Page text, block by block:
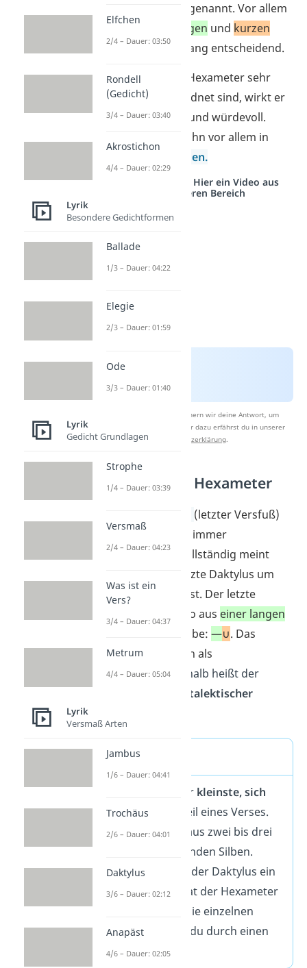
genannt. Vor allem
die Abfolge von
langen und kurzen
Silben ist für den Klang entscheidend.
Da die Silben beim Hexameter sehr
regelmäßig
angeordnet sind, wirkt er
gleichmäßig, ruhig und würdevoll.
Deshalb findest du ihn vor allem in
Erzählungen.
Studyflix vernetzt: Hier ein Video aus
einem anderen Bereich
Nach Beantwortung speichern wir deine Antwort, um
Studyflix zu verbessern. Mehr dazu erfährst du in unserer
Datenschutzerklärung.
Katalektischer Hexameter
(letzter Versfuß)
ist beim Hexameter immer
unvollständig. Unvollständig meint
hierbei, dass der letzte Daktylus um
eine Silbe verkürzt ist. Der letzte
Versfuß besteht also aus einer langen
Silbe:—∪. Das
bezeichnest du auch als
„katalektisch“.Deshalb heißt der
katalektischer
Versfuß
Ein Versfuß ist der kleinste, sich
wiederholende
Teil eines Verses.
Meist besteht er aus zwei bis drei
aufeinanderfolgenden Silben.
Beispielsweise ist der Daktylus ein
Versfuß. Daher hat der Hexameter
sechs Versfüße. Die einzelnen
Versfüße trennst du durch einen
Schrägstrich.
Elfchen
2/4 – Dauer: 03:50
Rondell
(Gedicht)
3/4 – Dauer: 03:40
Akrostichon
4/4 – Dauer: 02:29
Lyrik
Besondere Gedichtformen
Ballade
1/3 – Dauer: 04:22
Elegie
2/3 – Dauer: 01:59
Ode
3/3 – Dauer: 01:40
Lyrik
Gedicht Grundlagen
Strophe
1/4 – Dauer: 03:39
Versmaß
2/4 – Dauer: 04:23
Was ist ein
Vers?
3/4 – Dauer: 04:37
Metrum
4/4 – Dauer: 05:04
Lyrik
Versmaß Arten
Jambus
1/6 – Dauer: 04:41
Trochäus
2/6 – Dauer: 04:01
Daktylus
3/6 – Dauer: 02:12
Anapäst
4/6 – Dauer: 02:05